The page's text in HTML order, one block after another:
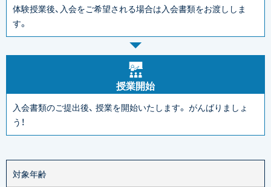
体験授業後、入会をご希望される場合は入会書類をお渡ししま
す。
授業開始
入会書類のご提出後、 授業を開始いたします。 がんばりましょ
う！
対象年齢